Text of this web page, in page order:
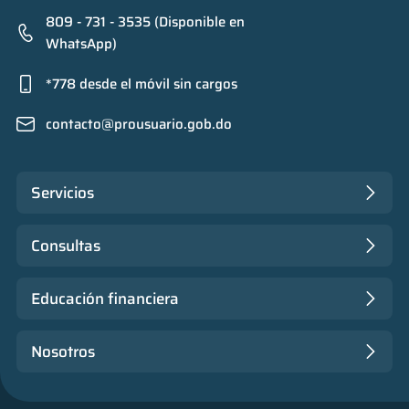
809 - 731 - 3535 (Disponible en
WhatsApp)
*778 desde el móvil sin cargos
contacto@prousuario.gob.do
Servicios
Consultas
Educación financiera
Nosotros